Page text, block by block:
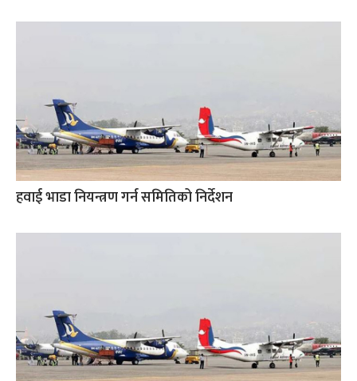
हवाई भाडा नियन्त्रण गर्न समितिको निर्देशन